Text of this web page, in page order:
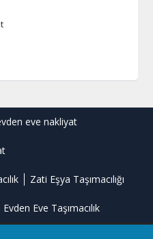
eve nakliyat
Zati Eşya Taşımacılığı
Evden Eve Taşımacılık